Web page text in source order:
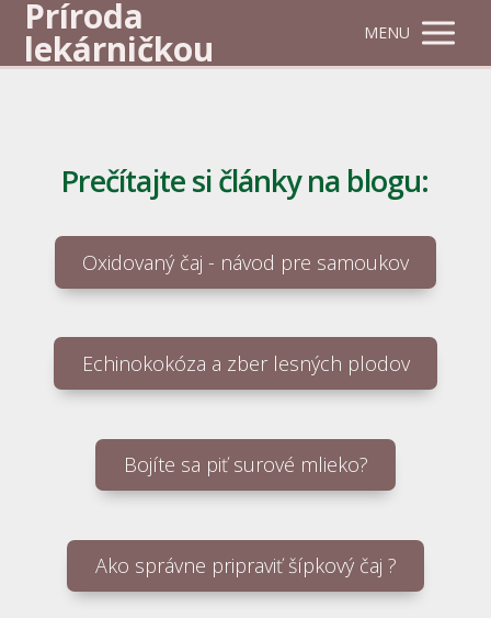
Príroda
lekárničkou MENU
Prečítajte si články na blogu:
Oxidovaný čaj - návod pre samoukov
Echinokokóza a zber lesných plodov
Bojíte sa piť surové mlieko?
Ako správne pripraviť šípkový čaj ?